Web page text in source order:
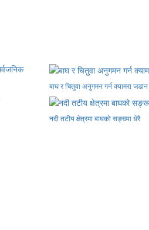
बाघ र चितुवा अनुगमन गर्न क्यामरा जडान
नदी तटीय क्षेत्रमा बाघको सङ्ख्या धेरै